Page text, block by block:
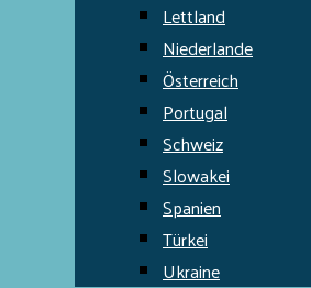
Lettland
Niederlande
Österreich
Portugal
Schweiz
Slowakei
Spanien
Türkei
Ukraine